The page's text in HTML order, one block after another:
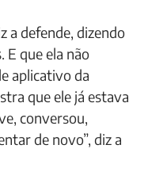
a defende, dizendo
E que ela não
aplicativo da
que ele já estava
conversou,
de novo”, diz a